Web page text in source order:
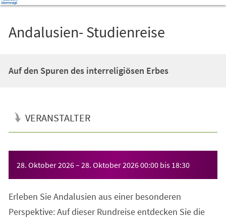
Andalusien- Studienreise
Auf den Spuren des interreligiösen Erbes
VERANSTALTER
28. Oktober 2026– 28. Oktober 202600:00 bis 18:30
Erleben Sie Andalusien aus einer besonderen
Perspektive: Auf dieser Rundreise entdecken Sie die